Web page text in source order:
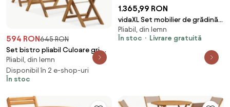
594 RON645 RON
Set bistro pliabil Culoare gri,
FRANKIE
Pliabil, din lemn
Disponibil în 2 e-shop-uri
În stoc
1.365,99 RON
vidaXL Set mobilier de grădină 5
piese textil bej/lemn masiv
Pliabil, din lemn
În stoc
Livrare gratuită